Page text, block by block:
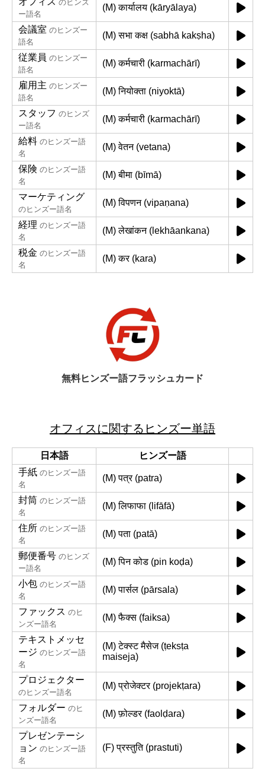
のヒンズ
ー語名
(M) कार्यालय (kāryālaya)
会議室 のヒンズー
語名
(M) सभा कक्ष (sabhā kakṣha)
従業員 のヒンズー
語名
(M) कर्मचारी (karmachārī)
雇用主 のヒンズー
語名
(M) नियोक्ता (niyoktā)
スタッフ のヒンズ
ー語名
(M) कर्मचारी (karmachārī)
給料 のヒンズー語
名
(M) वेतन (vetana)
保険 のヒンズー語
名
(M) बीमा (bīmā)
マーケティング
のヒンズー語名
(M) विपणन (vipaṇana)
経理 のヒンズー語
名
(M) लेखांकन (lekhāankana)
税金 のヒンズー語
名
(M) कर (kara)
無料ヒンズー語フラッシュカード
オフィスに関するヒンズー単語
日本語
ヒンズー語
手紙 のヒンズー語
名
(M) पत्र (patra)
封筒 のヒンズー語
名
(M) लिफाफा (lifāfā)
住所 のヒンズー語
名
(M) पता (patā)
郵便番号 のヒンズ
ー語名
(M) पिन कोड (pin koḍa)
小包 のヒンズー語
名
(M) पार्सल (pārsala)
ファックス のヒ
ンズー語名
(M) फैक्स (faiksa)
テキストメッセ
ージ のヒンズー語
名
(M) टेक्स्ट मैसेज (ṭeksṭa
maiseja)
プロジェクター
のヒンズー語名
(M) प्रोजेक्टर (projekṭara)
フォルダー のヒ
ンズー語名
(M) फ़ोल्डर (faolḍara)
プレゼンテーシ
ョン のヒンズー語
名
(F) प्रस्तुति (prastuti)